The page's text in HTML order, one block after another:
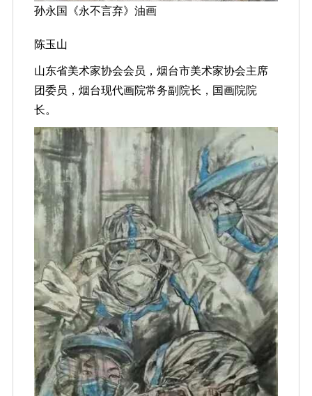
孙永国《永不言弃》油画
陈玉山
山东省美术家协会会员，烟台市美术家协会主席
团委员，烟台现代画院常务副院长，国画院院
长。